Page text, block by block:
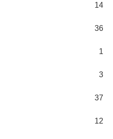
14
36
1
3
37
12